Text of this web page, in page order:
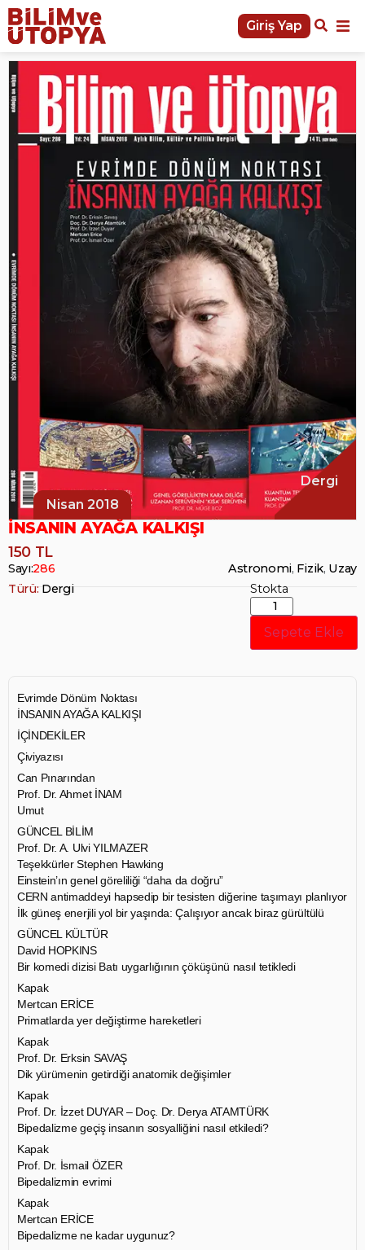
Giriş Yap
Nisan 2018
Dergi
İNSANIN AYAĞA KALKIŞI
150 TL
Sayı:286 Astronomi, Fizik, Uzay
Türü: Dergi Stokta
Sepete Ekle
Evrimde Dönüm Noktası
İNSANIN AYAĞA KALKIŞI
İÇİNDEKİLER
Çiviyazısı
Can Pınarından
Prof. Dr. Ahmet İNAM
Umut
GÜNCEL BİLİM
Prof. Dr. A. Ulvi YILMAZER
Teşekkürler Stephen Hawking
Einstein’ın genel göreliliği “daha da doğru”
CERN antimaddeyi hapsedip bir tesisten diğerine taşımayı planlıyor
İlk güneş enerjili yol bir yaşında: Çalışıyor ancak biraz gürültülü
GÜNCEL KÜLTÜR
David HOPKINS
Bir komedi dizisi Batı uygarlığının çöküşünü nasıl tetikledi
Kapak
Mertcan ERİCE
Primatlarda yer değiştirme hareketleri
Kapak
Prof. Dr. Erksin SAVAŞ
Dik yürümenin getirdiği anatomik değişimler
Kapak
Prof. Dr. İzzet DUYAR – Doç. Dr. Derya ATAMTÜRK
Bipedalizme geçiş insanın sosyalliğini nasıl etkiledi?
Kapak
Prof. Dr. İsmail ÖZER
Bipedalizmin evrimi
Kapak
Mertcan ERİCE
Bipedalizme ne kadar uygunuz?